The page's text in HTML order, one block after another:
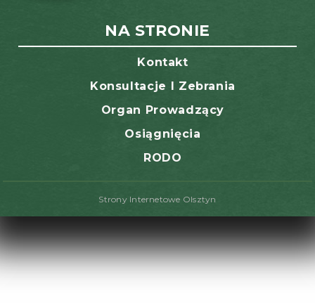
NA STRONIE
Kontakt
Konsultacje I Zebrania
Organ Prowadzący
Osiągnięcia
RODO
Strony Internetowe Olsztyn